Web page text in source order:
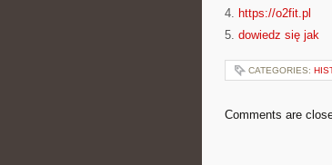
4. https://o2fit.pl
5. dowiedz się jak
CATEGORIES:
Comments are